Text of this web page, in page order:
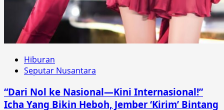
Hiburan
Seputar Nusantara
“Dari Nol ke Nasional—Kini Internasional!”
Icha Yang Bikin Heboh, Jember ‘Kirim’ Bintang